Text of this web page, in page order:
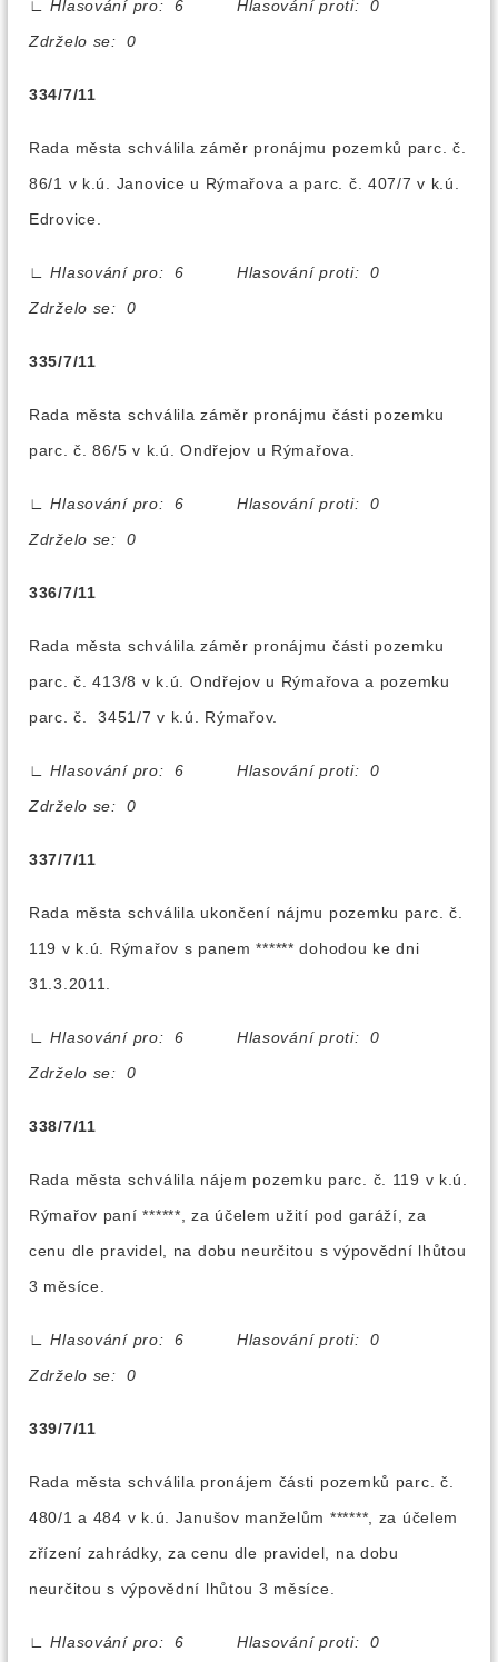
∟
Hlasování pro: 6 Hlasování proti: 0
Zdrželo se: 0
334/7/11
Rada města schválila záměr pronájmu pozemků parc. č.
86/1 v k.ú. Janovice u Rýmařova a parc. č. 407/7 v k.ú.
Edrovice.
∟
Hlasování pro: 6 Hlasování proti: 0
Zdrželo se: 0
335/7/11
Rada města schválila záměr pronájmu části pozemku
parc. č. 86/5 v k.ú. Ondřejov u Rýmařova.
∟
Hlasování pro: 6 Hlasování proti: 0
Zdrželo se: 0
336/7/11
Rada města schválila záměr pronájmu části pozemku
parc. č. 413/8 v k.ú. Ondřejov u Rýmařova a pozemku
parc. č. 3451/7 v k.ú. Rýmařov.
∟
Hlasování pro: 6 Hlasování proti: 0
Zdrželo se: 0
337/7/11
Rada města schválila ukončení nájmu pozemku parc. č.
119 v k.ú. Rýmařov s panem ****** dohodou ke dni
31.3.2011.
∟
Hlasování pro: 6 Hlasování proti: 0
Zdrželo se: 0
338/7/11
Rada města schválila nájem pozemku parc. č. 119 v k.ú.
Rýmařov paní ******, za účelem užití pod garáží, za
cenu dle pravidel, na dobu neurčitou s výpovědní lhůtou
3 měsíce.
∟
Hlasování pro: 6 Hlasování proti: 0
Zdrželo se: 0
339/7/11
Rada města schválila pronájem části pozemků parc. č.
480/1 a 484 v k.ú. Janušov manželům ******, za účelem
zřízení zahrádky, za cenu dle pravidel, na dobu
neurčitou s výpovědní lhůtou 3 měsíce.
∟
Hlasování pro: 6 Hlasování proti: 0